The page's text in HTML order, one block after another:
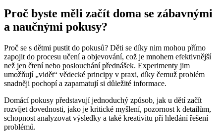
Proč byste měli začít doma se zábavnými
a naučnými pokusy?
Proč se s dětmi pustit do pokusů? Děti se díky nim mohou přímo
zapojit do procesu učení a objevování, což je mnohem efektivnější
než jen čtení nebo poslouchání přednášek. Experimenty jim
umožňují „vidět“ vědecké principy v praxi, díky čemuž problém
snadněji pochopí a zapamatují si důležité informace.
Domácí pokusy představují jednoduchý způsob, jak u dětí začít
rozvíjet dovednosti, jako je kritické myšlení, pozornost k detailům,
schopnost analyzovat výsledky a také kreativitu při hledání řešení
problémů.